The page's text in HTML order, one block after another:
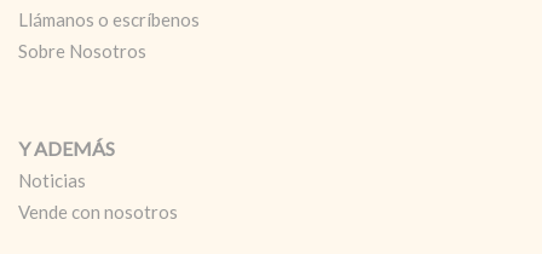
Llámanos o escríbenos
Sobre Nosotros
Y ADEMÁS
Noticias
Vende con nosotros